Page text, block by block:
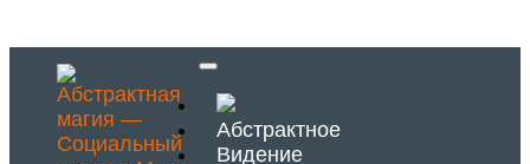
Абстрактное
Видение